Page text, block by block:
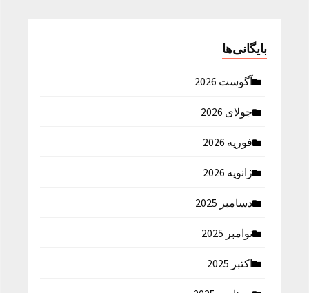
بایگانی‌ها
آگوست 2026
جولای 2026
فوریه 2026
ژانویه 2026
دسامبر 2025
نوامبر 2025
اکتبر 2025